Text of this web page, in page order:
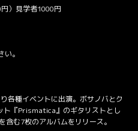
）見学者1000円
。
各種イベントに出演。ボサノバとク
ト『Prismatica』のギタリストとし
む7枚のアルバムをリリース。